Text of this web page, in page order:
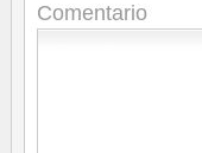
Comentario